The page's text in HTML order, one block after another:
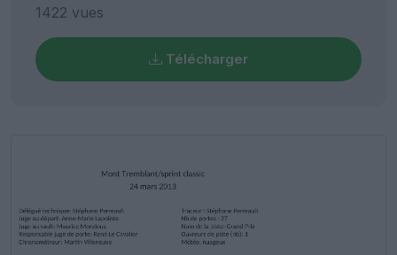
1422 vues
Télécharger